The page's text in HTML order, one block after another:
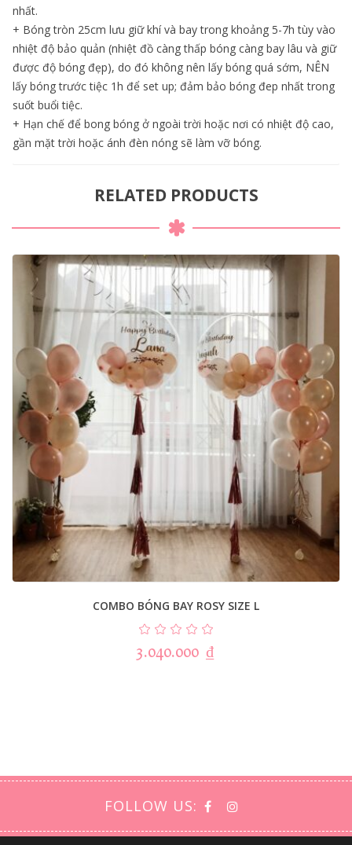
nhất.
+ Bóng tròn 25cm lưu giữ khí và bay trong khoảng 5-7h tùy vào
nhiệt độ bảo quản (nhiệt đồ càng thấp bóng càng bay lâu và giữ
được độ bóng đẹp), do đó không nên lấy bóng quá sớm, NÊN
lấy bóng trước tiệc 1h để set up; đảm bảo bóng đep nhất trong
suốt buổi tiệc.
+ Hạn chế để bong bóng ở ngoài trời hoặc nơi có nhiệt độ cao,
gần mặt trời hoặc ánh đèn nóng sẽ làm vỡ bóng.
RELATED PRODUCTS
COMBO BÓNG BAY ROSY SIZE L
3.040.000 ₫
FOLLOW US: